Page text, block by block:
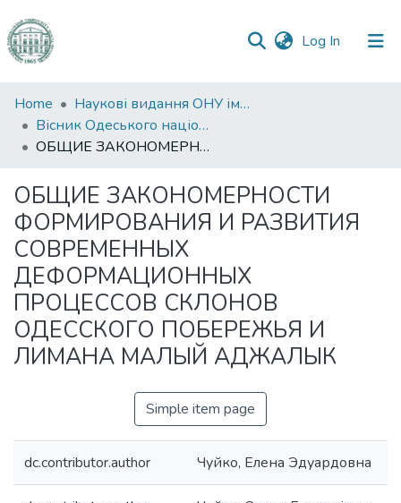
Log In (current)
Communities
&
Collections
Statistics
Home
Наукові видання ОНУ імені І. І. Мечникова
Вісник Одеського національного університету. Географічні та геологічні науки
ОБЩИЕ ЗАКОНОМЕРНОСТИ ФОРМИРОВАНИЯ И РАЗВИТИЯ СОВРЕМЕННЫХ ДЕФОРМАЦИОННЫХ ПРОЦЕССОВ СКЛОНОВ ОДЕССКОГО ПОБЕРЕЖЬЯ И ЛИМАНА МАЛЫЙ АДЖАЛЫК
ОБЩИЕ ЗАКОНОМЕРНОСТИ
ФОРМИРОВАНИЯ И РАЗВИТИЯ
СОВРЕМЕННЫХ
ДЕФОРМАЦИОННЫХ
ПРОЦЕССОВ СКЛОНОВ
ОДЕССКОГО ПОБЕРЕЖЬЯ И
ЛИМАНА МАЛЫЙ АДЖАЛЫК
Simple item page
dc.contributor.author Чуйко, Елена Эдуардовна